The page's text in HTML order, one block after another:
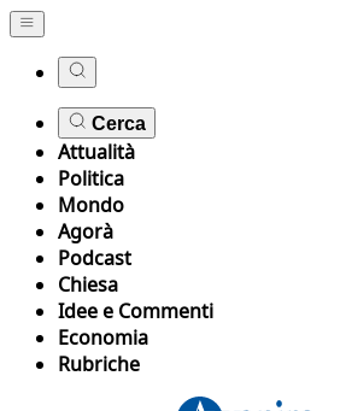
Cerca
Attualità
Politica
Mondo
Agorà
Podcast
Chiesa
Idee e Commenti
Economia
Rubriche